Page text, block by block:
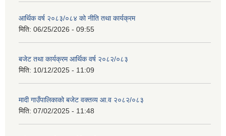
आर्थिक वर्ष २०८३/०८४ को नीति तथा कार्यक्रम
मिति: 06/25/2026 - 09:55
बजेट तथा कार्यक्रम आर्थिक वर्ष २०८२/०८३
मिति: 10/12/2025 - 11:09
मादी गाउँपालिकाको बजेट वक्तव्य आ.व २०८२/०८३
मिति: 07/02/2025 - 11:48